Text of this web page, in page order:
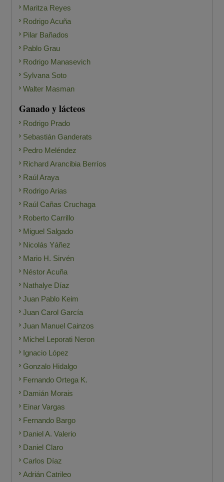
Maritza Reyes
Rodrigo Acuña
Pilar Bañados
Pablo Grau
Rodrigo Manasevich
Sylvana Soto
Walter Masman
Ganado y lácteos
Rodrigo Prado
Sebastián Ganderats
Pedro Meléndez
Richard Arancibia Berríos
Raúl Araya
Rodrigo Arias
Raúl Cañas Cruchaga
Roberto Carrillo
Miguel Salgado
Nicolás Yáñez
Mario H. Sirvén
Néstor Acuña
Nathalye Díaz
Juan Pablo Keim
Juan Carol García
Juan Manuel Cainzos
Michel Leporati Neron
Ignacio López
Gonzalo Hidalgo
Fernando Ortega K.
Damián Morais
Einar Vargas
Fernando Bargo
Daniel A. Valerio
Daniel Claro
Carlos Díaz
Adrián Catrileo